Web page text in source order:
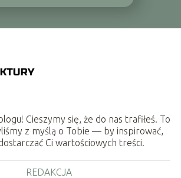
Cieszymy się, że do nas trafiłeś. To
z myślą o Tobie — by inspirować,
Ci wartościowych treści.
REDAKCJA